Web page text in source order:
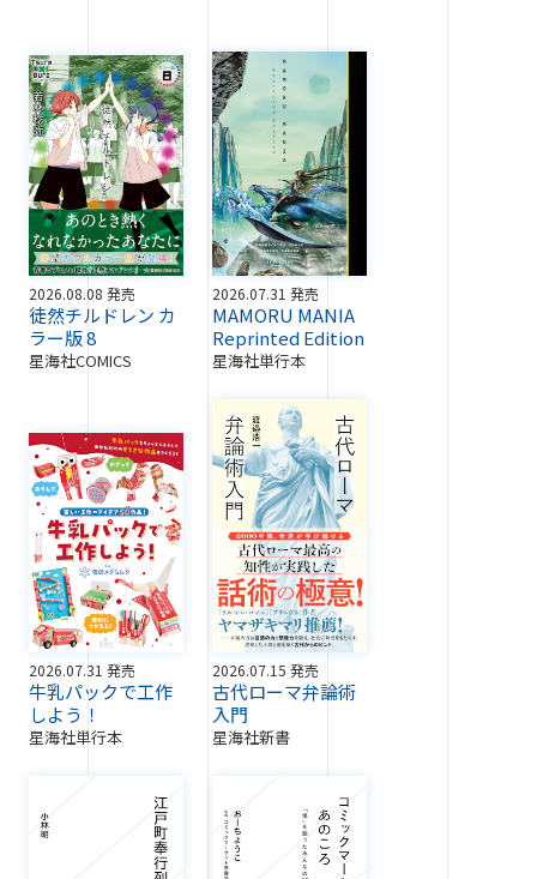
2026.08.08 発売
徒然チルドレン カ
ラー版 8
星海社COMICS
2026.07.31 発売
MAMORU MANIA
Reprinted Edition
星海社単行本
2026.07.31 発売
牛乳パックで工作
しよう！
星海社単行本
2026.07.15 発売
古代ローマ弁論術
入門
星海社新書